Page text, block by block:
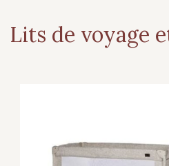
Lits de voyage